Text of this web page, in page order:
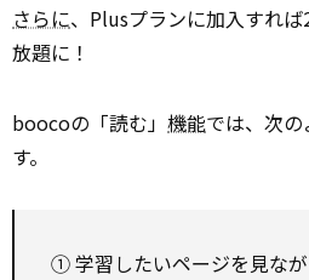
さらに、Plusプランに加入すれ
放題に！
boocoの「読む」 機能では、次
す。
① 学習したいページを見な